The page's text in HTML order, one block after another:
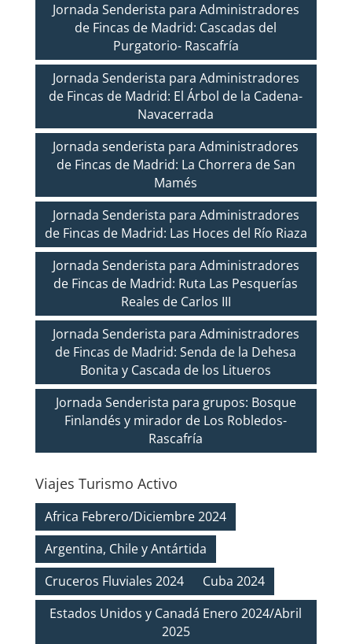
Jornada Senderista para Administradores
de Fincas de Madrid: Cascadas del
Purgatorio- Rascafría
Jornada Senderista para Administradores
de Fincas de Madrid: El Árbol de la Cadena-
Navacerrada
Jornada senderista para Administradores
de Fincas de Madrid: La Chorrera de San
Mamés
Jornada Senderista para Administradores
de Fincas de Madrid: Las Hoces del Río Riaza
Jornada Senderista para Administradores
de Fincas de Madrid: Ruta Las Pesquerías
Reales de Carlos III
Jornada Senderista para Administradores
de Fincas de Madrid: Senda de la Dehesa
Bonita y Cascada de los Litueros
Jornada Senderista para grupos: Bosque
Finlandés y mirador de Los Robledos-
Rascafría
Viajes Turismo Activo
Africa Febrero/Diciembre 2024
Argentina, Chile y Antártida
Cruceros Fluviales 2024
Cuba 2024
Estados Unidos y Canadá Enero 2024/Abril
2025